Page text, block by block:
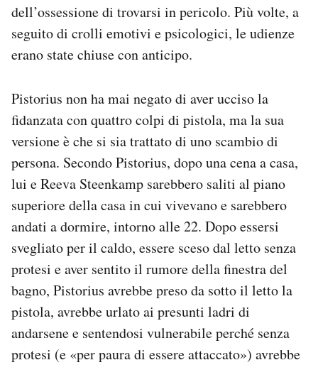
dell’ossessione di trovarsi in pericolo. Più volte, a
seguito di crolli emotivi e psicologici, le udienze
erano state chiuse con anticipo.
Pistorius non ha mai negato di aver ucciso la
fidanzata con quattro colpi di pistola, ma la sua
versione è che si sia trattato di uno scambio di
persona. Secondo Pistorius, dopo una cena a casa,
lui e Reeva Steenkamp sarebbero saliti al piano
superiore della casa in cui vivevano e sarebbero
andati a dormire, intorno alle 22. Dopo essersi
svegliato per il caldo, essere sceso dal letto senza
protesi e aver sentito il rumore della finestra del
bagno, Pistorius avrebbe preso da sotto il letto la
pistola, avrebbe urlato ai presunti ladri di
andarsene e sentendosi vulnerabile perché senza
protesi (e «per paura di essere attaccato») avrebbe